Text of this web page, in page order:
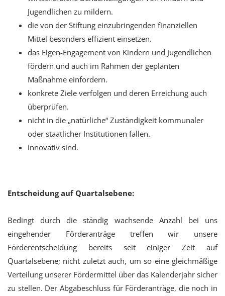
Jugendlichen zu mildern.
die von der Stiftung einzubringenden finanziellen
Mittel besonders effizient einsetzen.
das Eigen-Engagement von Kindern und Jugendlichen
fördern und auch im Rahmen der geplanten
Maßnahme einfordern.
konkrete Ziele verfolgen und deren Erreichung auch
überprüfen.
nicht in die „natürliche“ Zuständigkeit kommunaler
oder staatlicher Institutionen fallen.
innovativ sind.
Entscheidung auf Quartalsebene:
Bedingt durch die ständig wachsende Anzahl bei uns
eingehender Förderanträge treffen wir unsere
Förderentscheidung bereits seit einiger Zeit auf
Quartalsebene; nicht zuletzt auch, um so eine gleichmäßige
Verteilung unserer Fördermittel über das Kalenderjahr sicher
zu stellen. Der Abgabeschluss für Förderanträge, die noch in